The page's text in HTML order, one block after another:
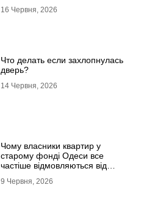
16 Червня, 2026
Что делать если захлопнулась
дверь?
14 Червня, 2026
Чому власники квартир у
старому фонді Одеси все
частіше відмовляються від
9 Червня, 2026